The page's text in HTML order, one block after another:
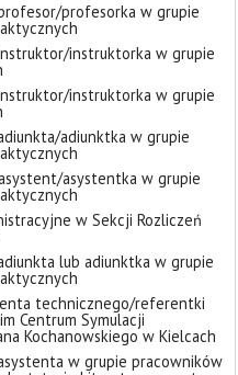
profesorka w grupie
instruktorka w grupie
instruktorka w grupie
adiunktka w grupie
asystentka w grupie
w Sekcji Rozliczeń
lub adiunktka w grupie
technicznego/referentki
Centrum Symulacji
Kochanowskiego w Kielcach
w grupie pracowników